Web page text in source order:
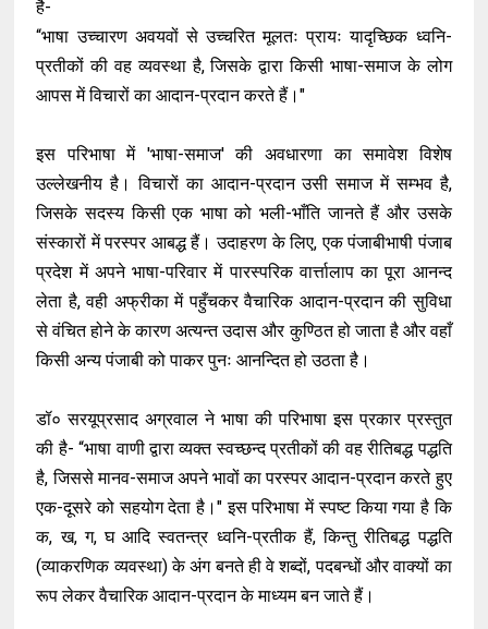
है-
“भाषा उच्चारण अवयवों से उच्चरित मूलतः प्रायः यादृच्छिक ध्वनि-
प्रतीकों की वह व्यवस्था है, जिसके द्वारा किसी भाषा-समाज के लोग
आपस में विचारों का आदान-प्रदान करते हैं।"
इस परिभाषा में 'भाषा-समाज' की अवधारणा का समावेश विशेष
उल्लेखनीय है। विचारों का आदान-प्रदान उसी समाज में सम्भव है,
जिसके सदस्य किसी एक भाषा को भली-भाँति जानते हैं और उसके
संस्कारों में परस्पर आबद्ध हैं। उदाहरण के लिए, एक पंजाबीभाषी पंजाब
प्रदेश में अपने भाषा-परिवार में पारस्परिक वार्त्तालाप का पूरा आनन्द
लेता है, वही अफ्रीका में पहुँचकर वैचारिक आदान-प्रदान की सुविधा
से वंचित होने के कारण अत्यन्त उदास और कुण्ठित हो जाता है और वहाँ
किसी अन्य पंजाबी को पाकर पुनः आनन्दित हो उठता है।
डॉ० सरयूप्रसाद अग्रवाल ने भाषा की परिभाषा इस प्रकार प्रस्तुत
की है- “भाषा वाणी द्वारा व्यक्त स्वच्छन्द प्रतीकों की वह रीतिबद्ध पद्धति
है, जिससे मानव-समाज अपने भावों का परस्पर आदान-प्रदान करते हुए
एक-दूसरे को सहयोग देता है।" इस परिभाषा में स्पष्ट किया गया है कि
क, ख, ग, घ आदि स्वतन्त्र ध्वनि-प्रतीक हैं, किन्तु रीतिबद्ध पद्धति
(व्याकरणिक व्यवस्था) के अंग बनते ही वे शब्दों, पदबन्धों और वाक्यों का
रूप लेकर वैचारिक आदान-प्रदान के माध्यम बन जाते हैं।